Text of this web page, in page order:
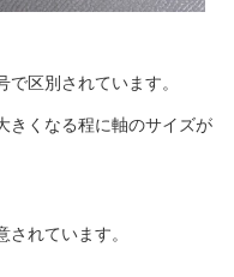
区別されています。
きくなる程に軸のサイズが
されています。